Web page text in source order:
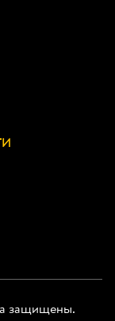
защищены.